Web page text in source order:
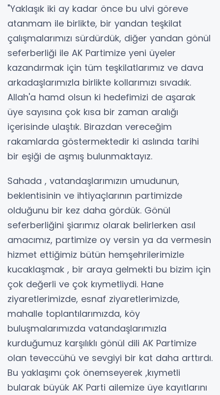
"Yaklaşık iki ay kadar önce bu ulvi göreve
atanmam ile birlikte, bir yandan teşkilat
çalışmalarımızı sürdürdük, diğer yandan gönül
seferberliği ile AK Partimize yeni üyeler
kazandırmak için tüm teşkilatlarımız ve dava
arkadaşlarımızla birlikte kollarımızı sıvadık.
Allah'a hamd olsun ki hedefimizi de aşarak
üye sayısına çok kısa bir zaman aralığı
içerisinde ulaştık. Birazdan vereceğim
rakamlarda göstermektedir ki aslında tarihi
bir eşiği de aşmış bulunmaktayız.
Sahada , vatandaşlarımızın umudunun,
beklentisinin ve ihtiyaçlarının partimizde
olduğunu bir kez daha gördük. Gönül
seferberliğini şiarımız olarak belirlerken asıl
amacımız, partimize oy versin ya da vermesin
hizmet ettiğimiz bütün hemşehrilerimizle
kucaklaşmak , bir araya gelmekti bu bizim için
çok değerli ve çok kıymetliydi. Hane
ziyaretlerimizde, esnaf ziyaretlerimizde,
mahalle toplantılarımızda, köy
buluşmalarımızda vatandaşlarımızla
kurduğumuz karşılıklı gönül dili AK Partimize
olan teveccühü ve sevgiyi bir kat daha arttırdı.
Bu yaklaşımı çok önemseyerek ,kıymetli
bularak büyük AK Parti ailemize üye kayıtlarını